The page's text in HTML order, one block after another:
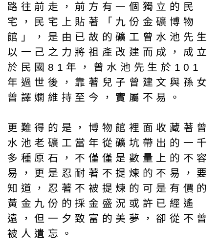
路往前走，前方有一個獨立的民
宅，民宅上貼著「九份金礦博物
館」，是由已故的礦工曾水池先生
以一己之力將祖產改建而成，成立
於民國81年，曾水池先生於101
年過世後，靠著兒子曾建文與孫女
曾譯嫻維持至今，實屬不易。
更難得的是，博物館裡面收藏著曾
水池老礦工當年從礦坑帶出的一千
多種原石，不僅僅是數量上的不容
易，更是忍耐著不提煉的不易，要
知道，忍著不被提煉的可是有價的
黃金九份的採金盛況或許已經遙
遠，但一夕致富的美夢，卻從不曾
被人遺忘。